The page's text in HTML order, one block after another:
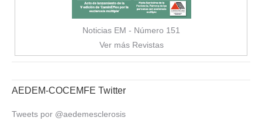
Noticias EM - Número 151
Ver más Revistas
AEDEM-COCEMFE Twitter
Tweets por @aedemesclerosis